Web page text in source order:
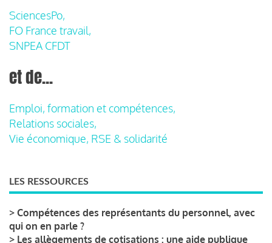
SciencesPo,
FO France travail,
SNPEA CFDT
et de...
Emploi, formation et compétences,
Relations sociales,
Vie économique, RSE & solidarité
LES RESSOURCES
> Compétences des représentants du personnel, avec
qui on en parle ?
> Les allègements de cotisations : une aide publique